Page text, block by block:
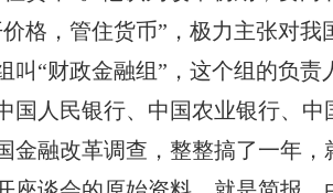
格，管住货币”，极力主张对
叫“财政金融组”，这个组的负
国人民银行、中国农业银行、
金融改革调查，整整搞了一年